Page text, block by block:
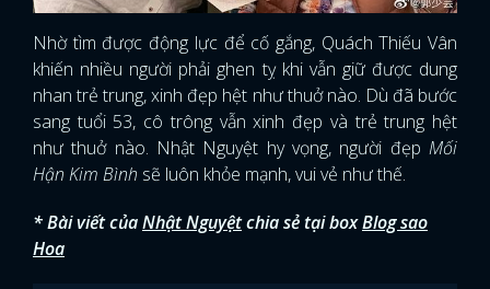
Nhờ tìm được động lực để cố gắng, Quách Thiếu Vân
khiến nhiều người phải ghen tỵ khi vẫn giữ được dung
nhan trẻ trung, xinh đẹp hệt như thuở nào. Dù đã bước
sang tuổi 53, cô trông vẫn xinh đẹp và trẻ trung hệt
như thuở nào. Nhật Nguyệt hy vọng, người đẹp Mối
Hận Kim Bình sẽ luôn khỏe mạnh, vui vẻ như thế.
* Bài viết củaNhật Nguyệtchia sẻ tại boxBlog sao
Hoa